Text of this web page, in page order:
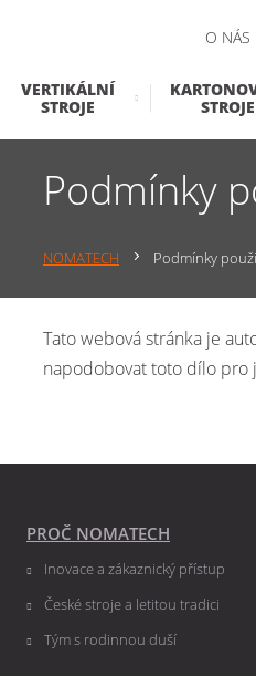
O
VERTIKÁLNÍ
STROJE
STROJE
Podmínky
NOMATECH Podmínky
Tato webová stránka je
napodobovat toto dílo pro
PROČ NOMATECH
Inovace a zákaznický přístup
České stroje a letitou tradici
Tým s rodinnou duší